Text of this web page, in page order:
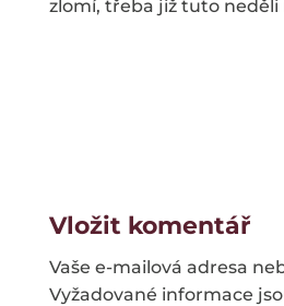
zlomí, třeba již tuto neděli
Vložit komentář
Vaše e-mailová adresa
Vyžadované informace